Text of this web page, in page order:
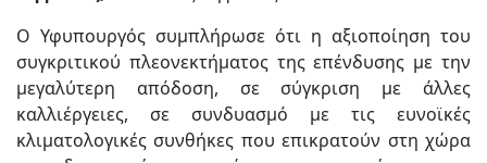
Ο Υφυπουργός συμπλήρωσε ότι η αξιοποίηση του
συγκριτικού πλεονεκτήματος της επένδυσης με την
μεγαλύτερη απόδοση, σε σύγκριση με άλλες
καλλιέργειες, σε συνδυασμό με τις ευνοϊκές
κλιματολογικές συνθήκες που επικρατούν στη χώρα